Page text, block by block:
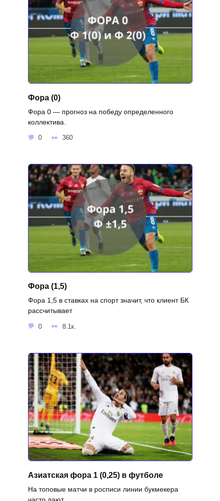
Фора (0)
Фора 0 — прогноз на победу определенного
коллектива.
0 360
Фора (1,5)
Фора 1,5 в ставках на спорт значит, что клиент БК
рассчитывает
0 8.1к.
Азиатская фора 1 (0,25) в футболе
На топовые матчи в росписи линии букмекера
часто дают